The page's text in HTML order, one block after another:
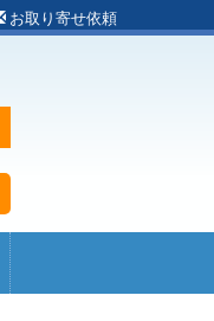
お取り寄せ依頼